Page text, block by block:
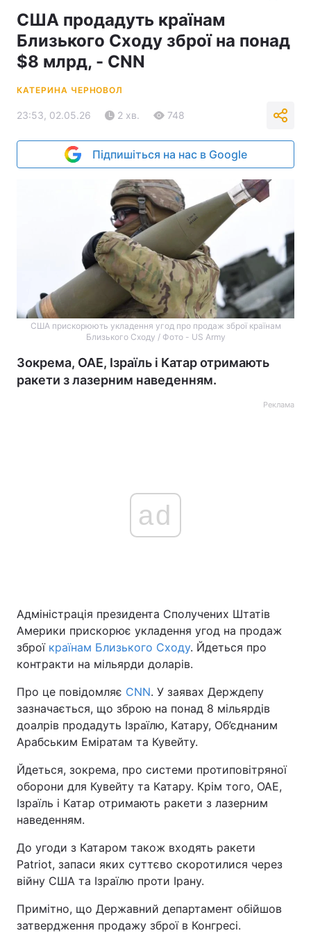
США продадуть країнам
Близького Сходу зброї на понад
$8 млрд, - CNN
КАТЕРИНА ЧЕРНОВОЛ
23:53, 02.05.26 2 хв. 748
Підпишіться на нас в Google
США прискорюють укладення угод про продаж зброї країнам
Близького Сходу / Фото - US Army
Зокрема, ОАЕ, Ізраїль і Катар отримають
ракети з лазерним наведенням.
Реклама
ad
Адміністрація президента Сполучених Штатів
Америки прискорює укладення угод на продаж
зброї країнам Близького Сходу. Йдеться про
контракти на мільярди доларів.
Про це повідомляє CNN. У заявах Держдепу
зазначається, що зброю на понад 8 мільярдів
доалрів продадуть Ізраїлю, Катару, Об’єднаним
Арабським Еміратам та Кувейту.
Йдеться, зокрема, про системи протиповітряної
оборони для Кувейту та Катару. Крім того, ОАЕ,
Ізраїль і Катар отримають ракети з лазерним
наведенням.
До угоди з Катаром також входять ракети
Patriot, запаси яких суттєво скоротилися через
війну США та Ізраїлю проти Ірану.
Примітно, що Державний департамент обійшов
затвердження продажу зброї в Конгресі.